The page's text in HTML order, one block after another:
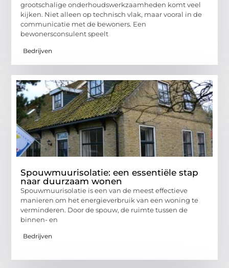
grootschalige onderhoudswerkzaamheden komt veel
kijken. Niet alleen op technisch vlak, maar vooral in de
communicatie met de bewoners. Een
bewonersconsulent speelt
Bedrijven
Spouwmuurisolatie: een essentiële stap
naar duurzaam wonen
Spouwmuurisolatie is een van de meest effectieve
manieren om het energieverbruik van een woning te
verminderen. Door de spouw, de ruimte tussen de
binnen- en
Bedrijven